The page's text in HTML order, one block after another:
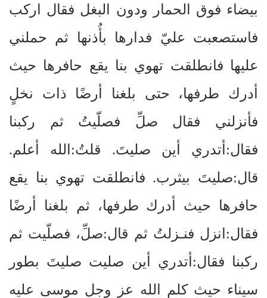
بيضاء فوق الحمار ودون البغل فقال اركب
فاستصعبت عليّ فدارها بأُذنها ثم حملني
عليها فانطلقت تهوي بنا يقع حافرها حيث
أدرك طرفها، حتى بلغنا أرضًا ذات نخلٍ
فأنزلني فقال صلِّ فصلّيتُ ثم ركبنا
فقال:أتدري أين صليتَ. قلتُ:الله أعلم.
قال:صليتَ بيثرب. فانطلقت تهوي بنا يقع
حافرها حيث أدرك طرفها، ثم بلغنا أرضًا
فقال:انزل فنـزلتُ ثم قال:صلِّ، فصلّيت ثم
ركبنا فقال:أتدري أين صليت صليتَ بطور
سيناء حيث كلم الله عز وجل موسى عليه